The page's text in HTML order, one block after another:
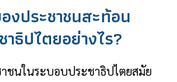
งประชาชนสะท้อน
ธิปไตยอย่างไร?
ชนในระบอบประชาธิปไตยสมัย